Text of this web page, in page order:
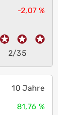
-2,07 %
2/35
10 Jahre
81,76 %